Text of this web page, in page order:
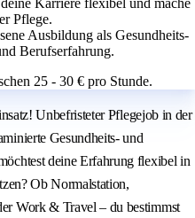
Karriere flexibel und mache
Pflege.
Ausbildung als Gesundheits-
Berufserfahrung.
25 - 30 € pro Stunde.
Unbefristeter Pflegejob in der
Gesundheits- und
deine Erfahrung flexibel in
Ob Normalstation,
Work & Travel – du bestimmst